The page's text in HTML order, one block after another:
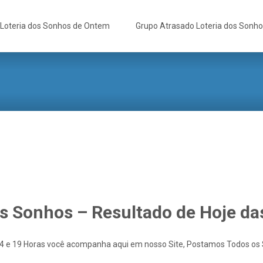
Loteria dos Sonhos de Ontem Grupo Atrasado Loteria dos
Sonhos – Resultado de Hoje
e 19 Horas você acompanha aqui em nosso Site, Postamos Todos